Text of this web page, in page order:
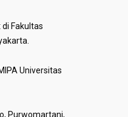
Fakultas
Universitas
Purwomartani,